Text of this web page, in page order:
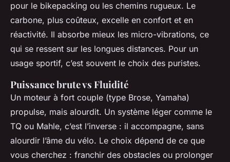
pour le bikepacking ou les chemins rugueux. Le
carbone, plus coûteux, excelle en confort et en
réactivité. Il absorbe mieux les micro-vibrations, ce
qui se ressent sur les longues distances. Pour un
usage sportif, c’est souvent le choix des puristes.
Puissance brute vs Fluidité
Un moteur à fort couple (type Brose, Yamaha)
propulse, mais alourdit. Un système léger comme le
TQ ou Mahle, c’est l’inverse : il accompagne, sans
alourdir l’âme du vélo. Le choix dépend de ce que
vous cherchez : franchir des obstacles ou prolonger